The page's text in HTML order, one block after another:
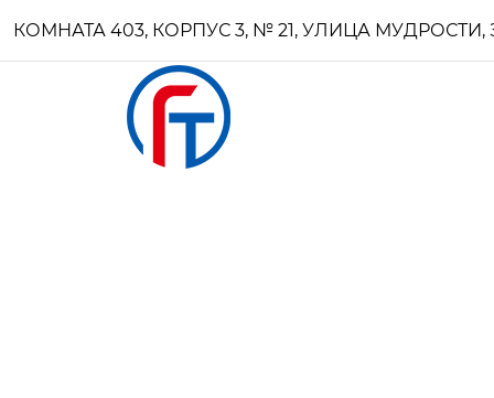
КОМНАТА 403, КОРПУС 3, № 21, УЛИЦА